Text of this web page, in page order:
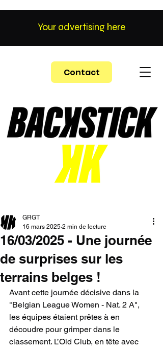
Contact
Your advertising here
16/03/2025 - Une journée
de surprises sur les
terrains belges !
GRGT
16 mars 2025 2 min de lecture
Avant cette journée décisive dans la
"Belgian League Women - Nat. 2 A",
les équipes étaient prêtes à en
découdre pour grimper dans le
classement. L’Old Club, en tête avec